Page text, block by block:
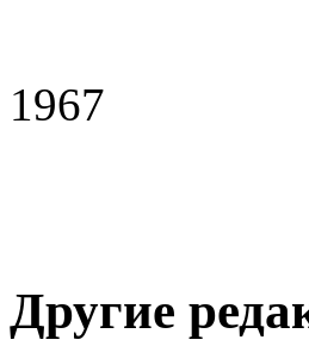
1967
Другие